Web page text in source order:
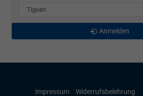
Tiguan
Anmelden
Impressum
Widerrufsbelehrung